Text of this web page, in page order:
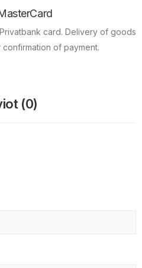
card. Delivery of goods
of payment.
(0)